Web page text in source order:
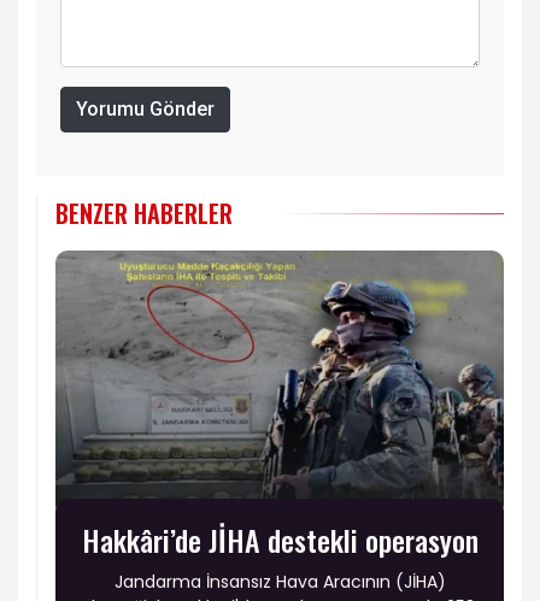
Yorumu Gönder
BENZER HABERLER
Hakkâri’de JİHA destekli operasyon
Jandarma İnsansız Hava Aracının (JİHA)